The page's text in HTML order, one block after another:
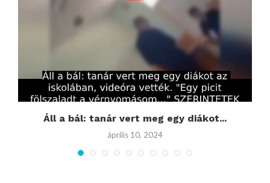
Áll a bál: tanár vert meg egy diákot...
április 10, 2024